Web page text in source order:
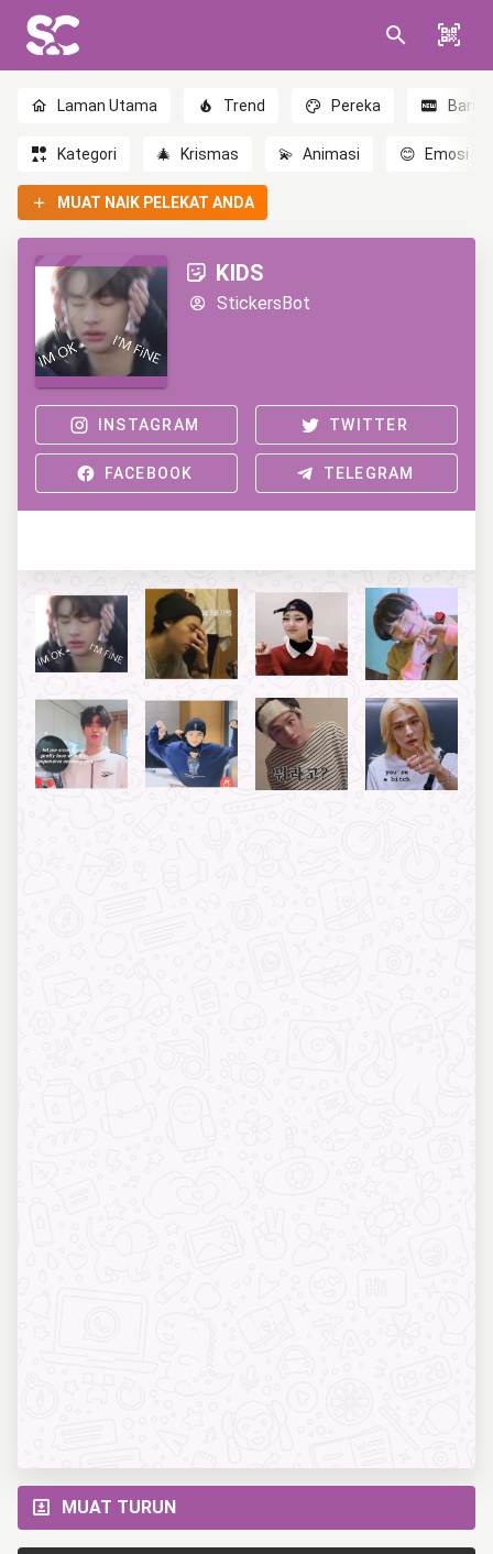
Laman Utama Trend Pereka Baru
Kategori 🎄 Krismas 💫 Animasi 😊 Emosi
MUAT NAIK PELEKAT ANDA
KIDS
StickersBot
INSTAGRAM TWITTER
FACEBOOK TELEGRAM
MUAT TURUN